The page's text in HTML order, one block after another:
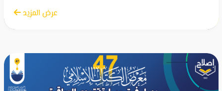
عرض المزيد